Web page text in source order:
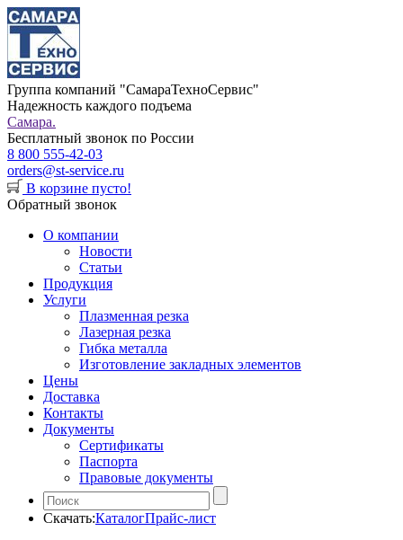
Группа компаний "СамараТехноСервис"
Надежность каждого подъема
Самара.
Бесплатный звонок по России
8 800 555-42-03
orders@st-service.ru
В корзине пусто!
Обратный звонок
О компании
Новости
Статьи
Продукция
Услуги
Плазменная резка
Лазерная резка
Гибка металла
Изготовление закладных элементов
Цены
Доставка
Контакты
Документы
Сертификаты
Паспорта
Правовые документы
Скачать:КаталогПрайс-лист